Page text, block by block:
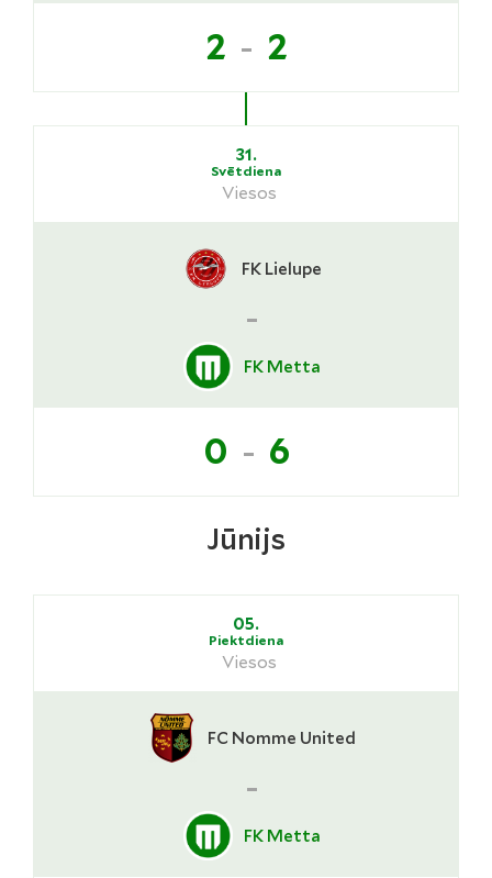
2 - 2
31.
Svētdiena
Viesos
FK Lielupe
-
FK Metta
0 - 6
Jūnijs
05.
Piektdiena
Viesos
FC Nomme United
-
FK Metta